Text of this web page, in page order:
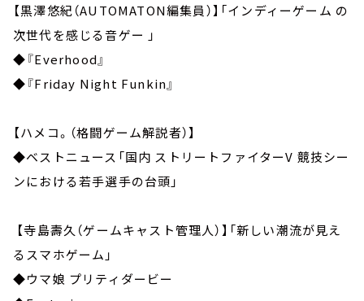
【黒澤悠紀（AUTOMATON編集員）】「インディーゲーム の
次世代を感じる音ゲー 」
◆『Everhood』
◆『Friday Night Funkin』
【ハメコ。（格闘ゲーム解説者）】
◆ベストニュース「国内 ストリートファイターV 競技シー
ンにおける若手選手の台頭」
【寺島壽久（ゲームキャスト管理人）】「新しい潮流が見え
るスマホゲーム」
◆ウマ娘 プリティダービー